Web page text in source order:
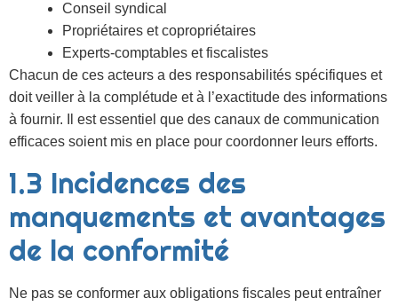
Conseil syndical
Propriétaires et copropriétaires
Experts-comptables et fiscalistes
Chacun de ces acteurs a des responsabilités spécifiques et
doit veiller à la complétude et à l’exactitude des informations
à fournir. Il est essentiel que des canaux de communication
efficaces soient mis en place pour coordonner leurs efforts.
1.3 Incidences des
manquements et avantages
de la conformité
Ne pas se conformer aux obligations fiscales peut entraîner